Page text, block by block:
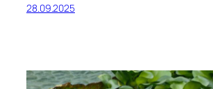
28.09.2025